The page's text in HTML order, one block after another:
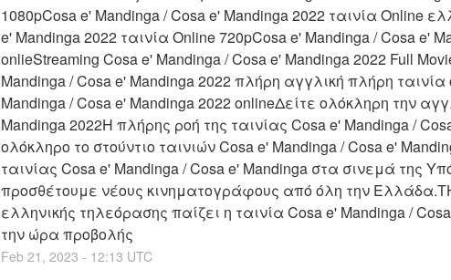
1080pCosa e' Mandinga / Cosa e' Mandinga 2022 ταινία Online
e' Mandinga 2022 ταινία Online 720pCosa e' Mandinga / Cosa e'
onlieStreaming Cosa e' Mandinga / Cosa e' Mandinga 2022 Full
Mandinga / Cosa e' Mandinga 2022 πλήρη αγγλική πλήρη
Mandinga / Cosa e' Mandinga 2022 onlineΔείτε ολόκληρη την
Mandinga 2022Η πλήρης ροή της ταινίας Cosa e' Mandinga /
ολόκληρο το στούντιο ταινιών Cosa e' Mandinga / Cosa e'
ταινίας Cosa e' Mandinga / Cosa e' Mandinga στα σινεμά της
προσθέτουμε νέους κινηματογράφους από όλη την
ελληνικής τηλεόρασης παίζει η ταινία Cosa e' Mandinga /
την ώρα προβολής
Feb 21 , 2023 - 12:13 UTC